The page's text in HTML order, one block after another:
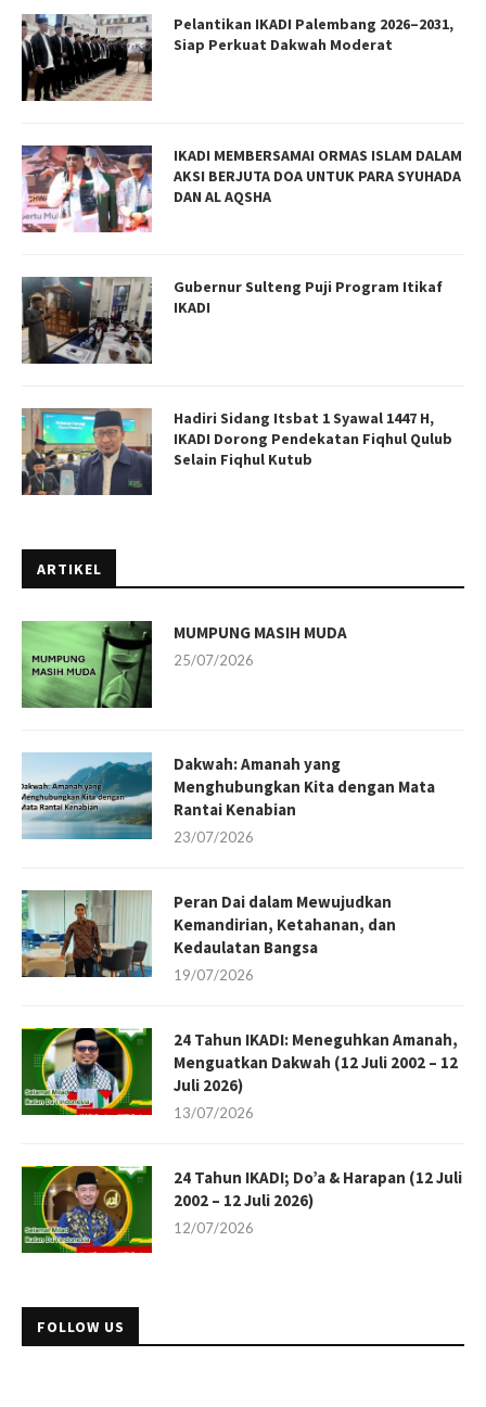
Pelantikan IKADI Palembang 2026–2031,
Siap Perkuat Dakwah Moderat
IKADI MEMBERSAMAI ORMAS ISLAM DALAM
AKSI BERJUTA DOA UNTUK PARA SYUHADA
DAN AL AQSHA
Gubernur Sulteng Puji Program Itikaf
IKADI
Hadiri Sidang Itsbat 1 Syawal 1447 H,
IKADI Dorong Pendekatan Fiqhul Qulub
Selain Fiqhul Kutub
ARTIKEL
MUMPUNG MASIH MUDA
25/07/2026
Dakwah: Amanah yang
Menghubungkan Kita dengan Mata
Rantai Kenabian
23/07/2026
Peran Dai dalam Mewujudkan
Kemandirian, Ketahanan, dan
Kedaulatan Bangsa
19/07/2026
24 Tahun IKADI: Meneguhkan Amanah,
Menguatkan Dakwah (12 Juli 2002 – 12
Juli 2026)
13/07/2026
24 Tahun IKADI; Do’a & Harapan (12 Juli
2002 – 12 Juli 2026)
12/07/2026
FOLLOW US